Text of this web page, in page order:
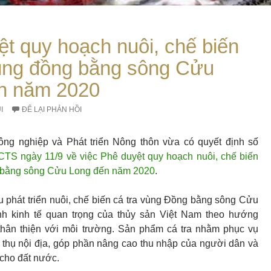
quy hoạch nuôi, chế biến
đồng bằng sông Cửu
năm 2020
ĐỂ LẠI PHẢN HỒI
nghiệp và Phát triển Nông thôn vừa có quyết định số
ngày 11/9 về việc Phê duyệt quy hoạch nuôi, chế biến
sông Cửu Long đến năm 2020.
phát triển nuôi, chế biến cá tra vùng Đồng bằng sông Cửu
kinh tế quan trọng của thủy sản Việt Nam theo hướng
thiện với môi trường. Sản phẩm cá tra nhằm phục vụ
nội địa, góp phần nâng cao thu nhập của người dân và
đất nước.